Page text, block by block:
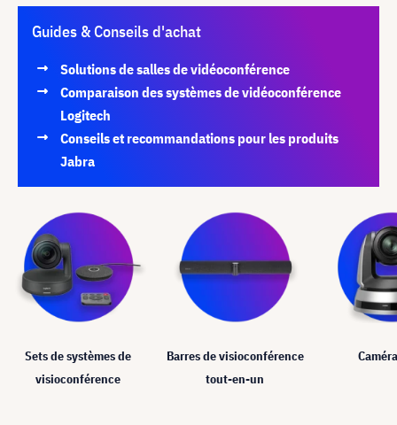
Guides & Conseils d'achat
Solutions de salles de vidéoconférence
Comparaison des systèmes de vidéoconférence
Logitech
Conseils et recommandations pour les produits
Jabra
Sets de systèmes de
visioconférence
Barres de visioconférence
tout-en-un